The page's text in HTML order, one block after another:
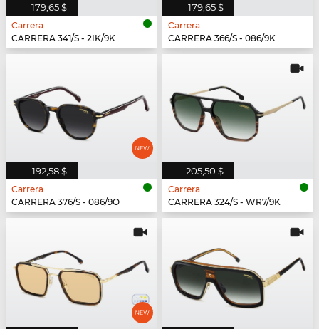
179,65 $
Carrera
CARRERA 341/S - 2IK/9K
179,65 $
Carrera
CARRERA 366/S - 086/9K
192,58 $
Carrera
CARRERA 376/S - 086/9O
205,50 $
Carrera
CARRERA 324/S - WR7/9K